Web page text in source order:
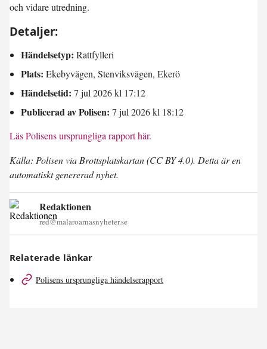
och vidare utredning.
Detaljer:
Händelsetyp: Rattfylleri
Plats: Ekebyvägen, Stenviksvägen, Ekerö
Händelsetid: 7 jul 2026 kl 17:12
Publicerad av Polisen: 7 jul 2026 kl 18:12
Läs Polisens ursprungliga rapport här.
Källa: Polisen via Brottsplatskartan (CC BY 4.0). Detta är en
automatiskt genererad nyhet.
Redaktionen
red@malaroarnasnyheter.se
Relaterade länkar
Polisens ursprungliga händelserapport